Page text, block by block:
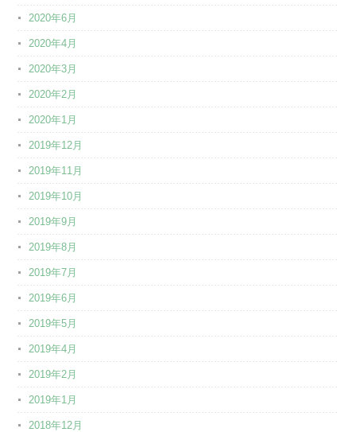
2020年6月
2020年4月
2020年3月
2020年2月
2020年1月
2019年12月
2019年11月
2019年10月
2019年9月
2019年8月
2019年7月
2019年6月
2019年5月
2019年4月
2019年2月
2019年1月
2018年12月